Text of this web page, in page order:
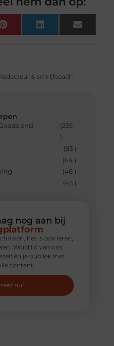
and
(239
)
(93 )
(64 )
(46 )
(43 )
nog aan bij
het is ook leren,
Word lid van ons
én je publiek met
content.
nu!
Pinterest LinkedIn Email
& schrijfcoach